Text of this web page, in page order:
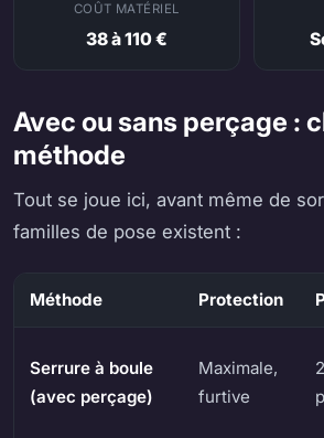
COÛT MATÉRIEL
38 à 110 €
Avec ou sans perçage :
méthode
Tout se joue ici, avant même de
familles de pose existent :
Méthode Protection
Serrure à boule
(avec perçage)
Maximale,
furtive